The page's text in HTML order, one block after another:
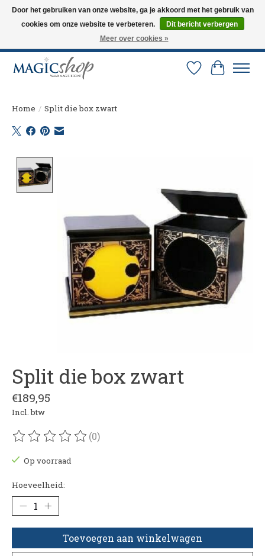
Altijd de nieuwste trucs op voorraad. Snelle verzending via PostNL en DHL.
Langskomen in onze winkel? Bel of mail om een afspraak te maken. 0251-
Verlanglijst
Home / Split die box zwart
Split die box zwart
€189,95
Incl. btw
De beoordeling van dit product is
(0)
Op voorraad
Hoeveelheid:
Toevoegen aan winkelwagen
Door het gebruiken van onze website, ga je akkoord met het gebruik van
cookies om onze website te verbeteren.
Dit bericht verbergen
Meer over cookies »